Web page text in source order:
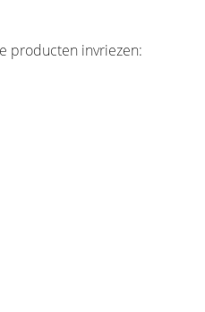
producten invriezen: